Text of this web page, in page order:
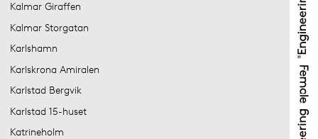
Kalmar Giraffen
Kalmar Storgatan
Karlshamn
Karlskrona Amiralen
Karlstad Bergvik
Karlstad 15-huset
Katrineholm